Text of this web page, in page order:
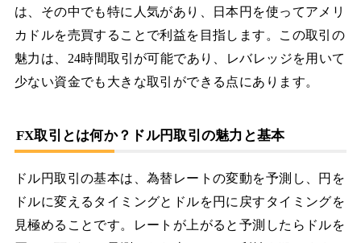
は、その中でも特に人気があり、日本円を使ってアメリ
カドルを売買することで利益を目指します。この取引の
魅力は、24時間取引が可能であり、レバレッジを用いて
少ない資金でも大きな取引ができる点にあります。
FX取引とは何か？ドル円取引の魅力と基本
ドル円取引の基本は、為替レートの変動を予測し、円を
ドルに変えるタイミングとドルを円に戻すタイミングを
見極めることです。レートが上がると予測したらドルを